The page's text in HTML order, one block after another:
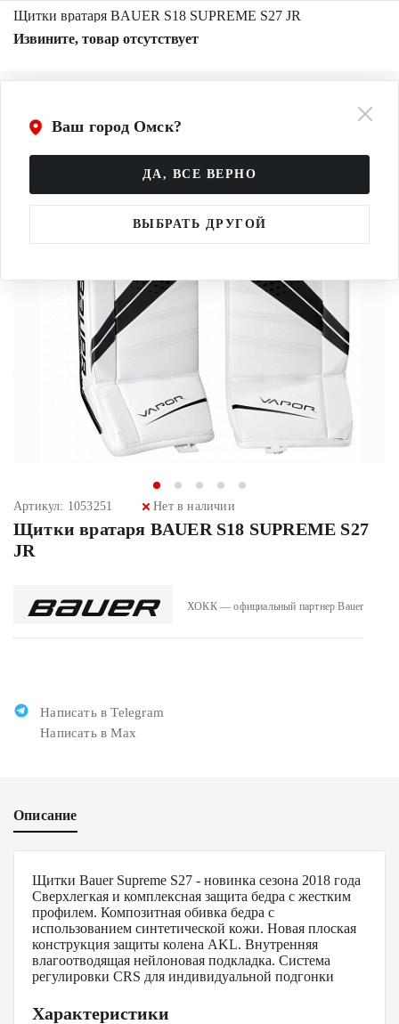
Ваш город Омск?
ДА, ВСЕ ВЕРНО
ВЫБРАТЬ ДРУГОЙ
Артикул: 1053251 Нет в наличии
Щитки вратаря BAUER S18 SUPREME S27
JR
ХОКК — официальный партнер Bauer
Написать в Telegram
Написать в Max
Описание
Щитки Bauer Supreme S27 - новинка сезона 2018 года
Сверхлегкая и комплексная защита бедра с жестким
профилем. Композитная обивка бедра с
использованием синтетической кожи. Новая плоская
конструкция защиты колена AKL. Внутренняя
влагоотводящая нейлоновая подкладка. Система
регулировки CRS для индивидуальной подгонки
Характеристики
Щитки вратаря BAUER S18 SUPREME S27 JR
Извините, товар отсутствует